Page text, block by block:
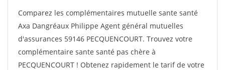
Comparez les complémentaires mutuelle sante santé
Axa Dangréaux Philippe Agent général mutuelles
d'assurances 59146 PECQUENCOURT. Trouvez votre
complémentaire sante santé pas chère à
PECQUENCOURT ! Obtenez rapidement le tarif de votre